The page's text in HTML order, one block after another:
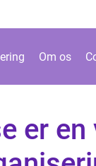
Om os
er